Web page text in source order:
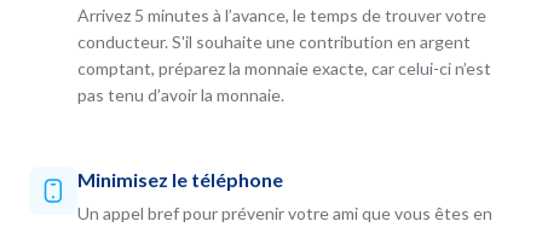
Arrivez 5 minutes à l’avance, le temps de trouver votre
conducteur. S'il souhaite une contribution en argent
comptant, préparez la monnaie exacte, car celui-ci n’est
pas tenu d’avoir la monnaie.
Minimisez le téléphone
Un appel bref pour prévenir votre ami que vous êtes en